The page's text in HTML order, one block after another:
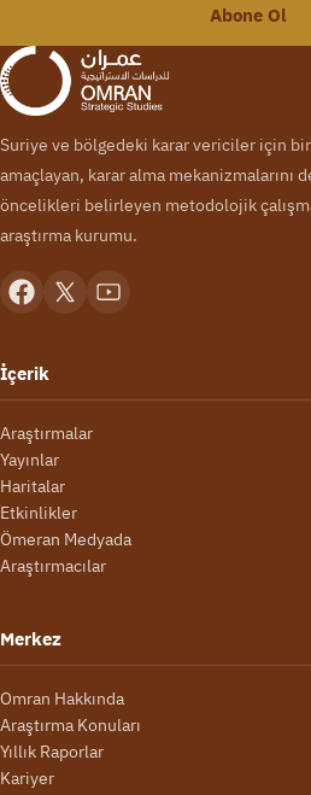
Abone Ol
Suriye ve bölgedeki karar vericiler için
amaçlayan, karar alma mekanizmalarını
öncelikleri belirleyen metodolojik
araştırma kurumu.
İçerik
Araştırmalar
Yayınlar
Haritalar
Etkinlikler
Ömeran Medyada
Araştırmacılar
Merkez
Omran Hakkında
Araştırma Konuları
Yıllık Raporlar
Kariyer